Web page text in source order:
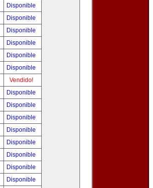
Disponible
Disponible
Disponible
Disponible
Disponible
Disponible
Vendido!
Disponible
Disponible
Disponible
Disponible
Disponible
Disponible
Disponible
Disponible